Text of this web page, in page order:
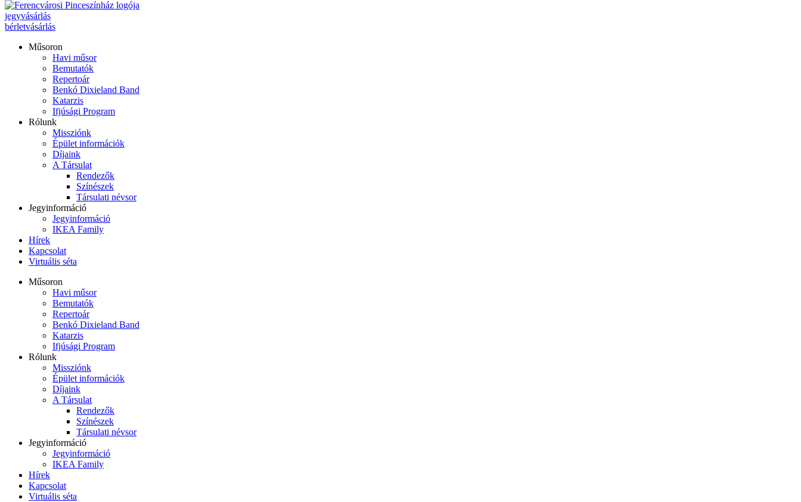
jegyvásárlás
bérletvásárlás
Műsoron
Havi műsor
Bemutatók
Repertoár
Benkó Dixieland Band
Katarzis
Ifjúsági Program
Rólunk
Missziónk
Épület információk
Díjaink
A Társulat
Rendezők
Színészek
Társulati névsor
Jegyinformáció
Jegyinformáció
IKEA Family
Hírek
Kapcsolat
Virtuális séta
Műsoron
Havi műsor
Bemutatók
Repertoár
Benkó Dixieland Band
Katarzis
Ifjúsági Program
Rólunk
Missziónk
Épület információk
Díjaink
A Társulat
Rendezők
Színészek
Társulati névsor
Jegyinformáció
Jegyinformáció
IKEA Family
Hírek
Kapcsolat
Virtuális séta